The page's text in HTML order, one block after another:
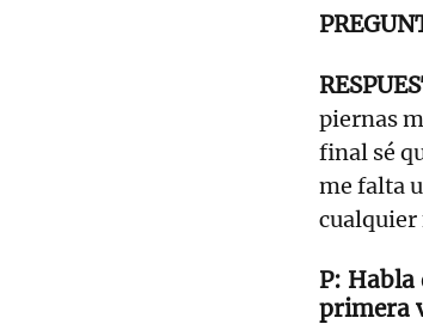
piernas
final sé
me falta
cualquier
Habla
primera